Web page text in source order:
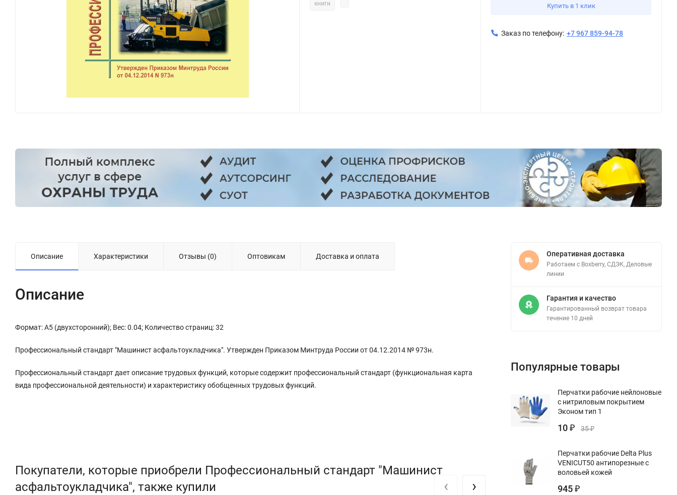
книги Купить в 1 клик
Заказ по телефону: +7 967 859-94-78
Описание Характеристики Отзывы (0) Оптовикам Доставка и оплата
Описание
Формат: А5 (двухсторонний); Вес: 0.04; Количество страниц: 32
Профессиональный стандарт "Машинист асфальтоукладчика". Утвержден Приказом Минтруда России от 04.12.2014 № 973н.
Профессиональный стандарт дает описание трудовых функций, которые содержит профессиональный стандарт (функциональная карта
вида профессиональной деятельности) и характеристику обобщенных трудовых функций.
Покупатели, которые приобрели Профессиональный стандарт "Машинист
асфальтоукладчика", также купили
‹ ›
Оперативная доставка
Работаем с Boxberry, СДЭК, Деловые
линии
Гарантия и качество
Гарантированный возврат товара
течение 10 дней
Популярные товары
Перчатки рабочие нейлоновые
с нитриловым покрытием
Эконом тип 1
10 ₽ 35₽
Перчатки рабочие Delta Plus
VENICUT50 антипорезные с
воловьей кожей
945 ₽